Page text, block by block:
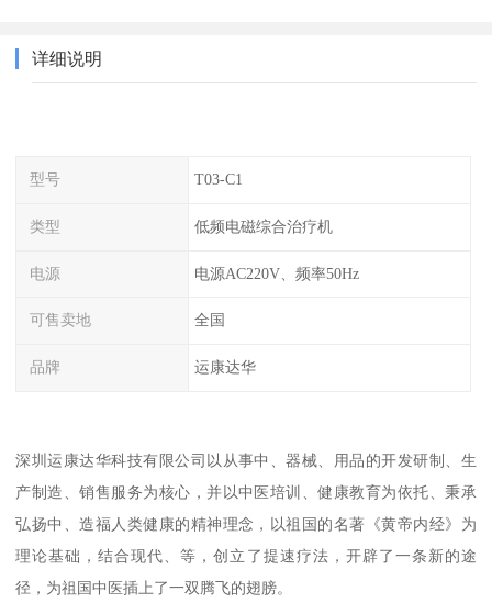
详细说明
型号 T03-C1
类型 低频电磁综合治疗机
电源 电源AC220V、频率50Hz
可售卖地 全国
品牌 运康达华
深圳运康达华科技有限公司以从事中、器械、用品的开发研制、生
产制造、销售服务为核心，并以中医培训、健康教育为依托、秉承
弘扬中、造福人类健康的精神理念，以祖国的名著《黄帝内经》为
理论基础，结合现代、等，创立了提速疗法，开辟了一条新的途
径，为祖国中医插上了一双腾飞的翅膀。